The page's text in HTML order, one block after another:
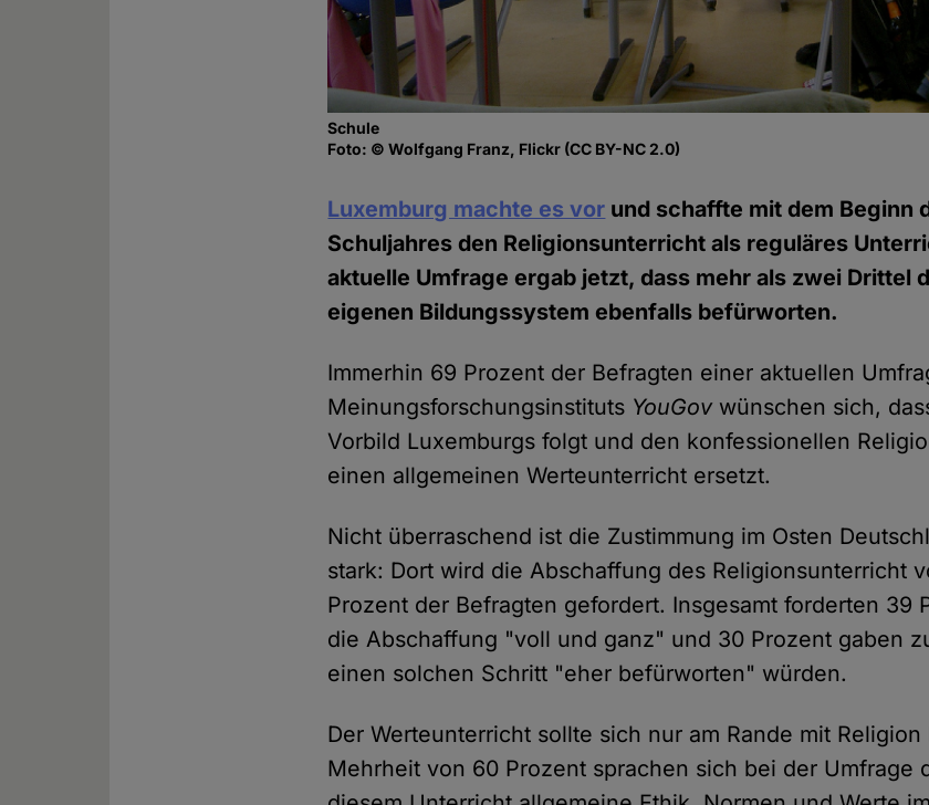
Schule
Foto: © Wolfgang Franz, Flickr (CC BY-NC 2.0)
Luxemburg machte es vor und schaffte mit dem Beginn
Schuljahres den Religionsunterricht als reguläres
aktuelle Umfrage ergab jetzt, dass mehr als zwei Drittel
eigenen Bildungssystem ebenfalls befürworten.
Immerhin 69 Prozent der Befragten einer aktuellen
Meinungsforschungsinstituts YouGovwünschen sich,
Vorbild Luxemburgs folgt und den konfessionellen
einen allgemeinen Werteunterricht ersetzt.
Nicht überraschend ist die Zustimmung im Osten
stark: Dort wird die Abschaffung des Religionsunterricht
Prozent der Befragten gefordert. Insgesamt forderten 39
die Abschaffung "voll und ganz" und 30 Prozent gaben
einen solchen Schritt "eher befürworten" würden.
Der Werteunterricht sollte sich nur am Rande mit
Mehrheit von 60 Prozent sprachen sich bei der Umfrage